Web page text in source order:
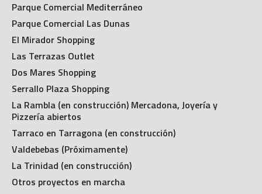
Parque Comercial Mediterráneo
Parque Comercial Las Dunas
El Mirador Shopping
Las Terrazas Outlet
Dos Mares Shopping
Serrallo Plaza Shopping
La Rambla (en construcción) Mercadona, Joyería y
Pizzería abiertos
Tarraco en Tarragona (en construcción)
Valdebebas (Próximamente)
La Trinidad (en construcción)
Otros proyectos en marcha